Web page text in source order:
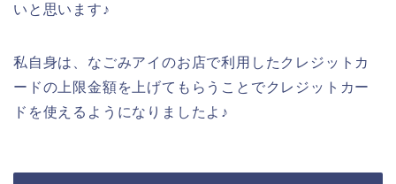
いと思います♪
私自身は、なごみアイのお店で利用したクレジットカ
ードの上限金額を上げてもらうことでクレジットカー
ドを使えるようになりましたよ♪